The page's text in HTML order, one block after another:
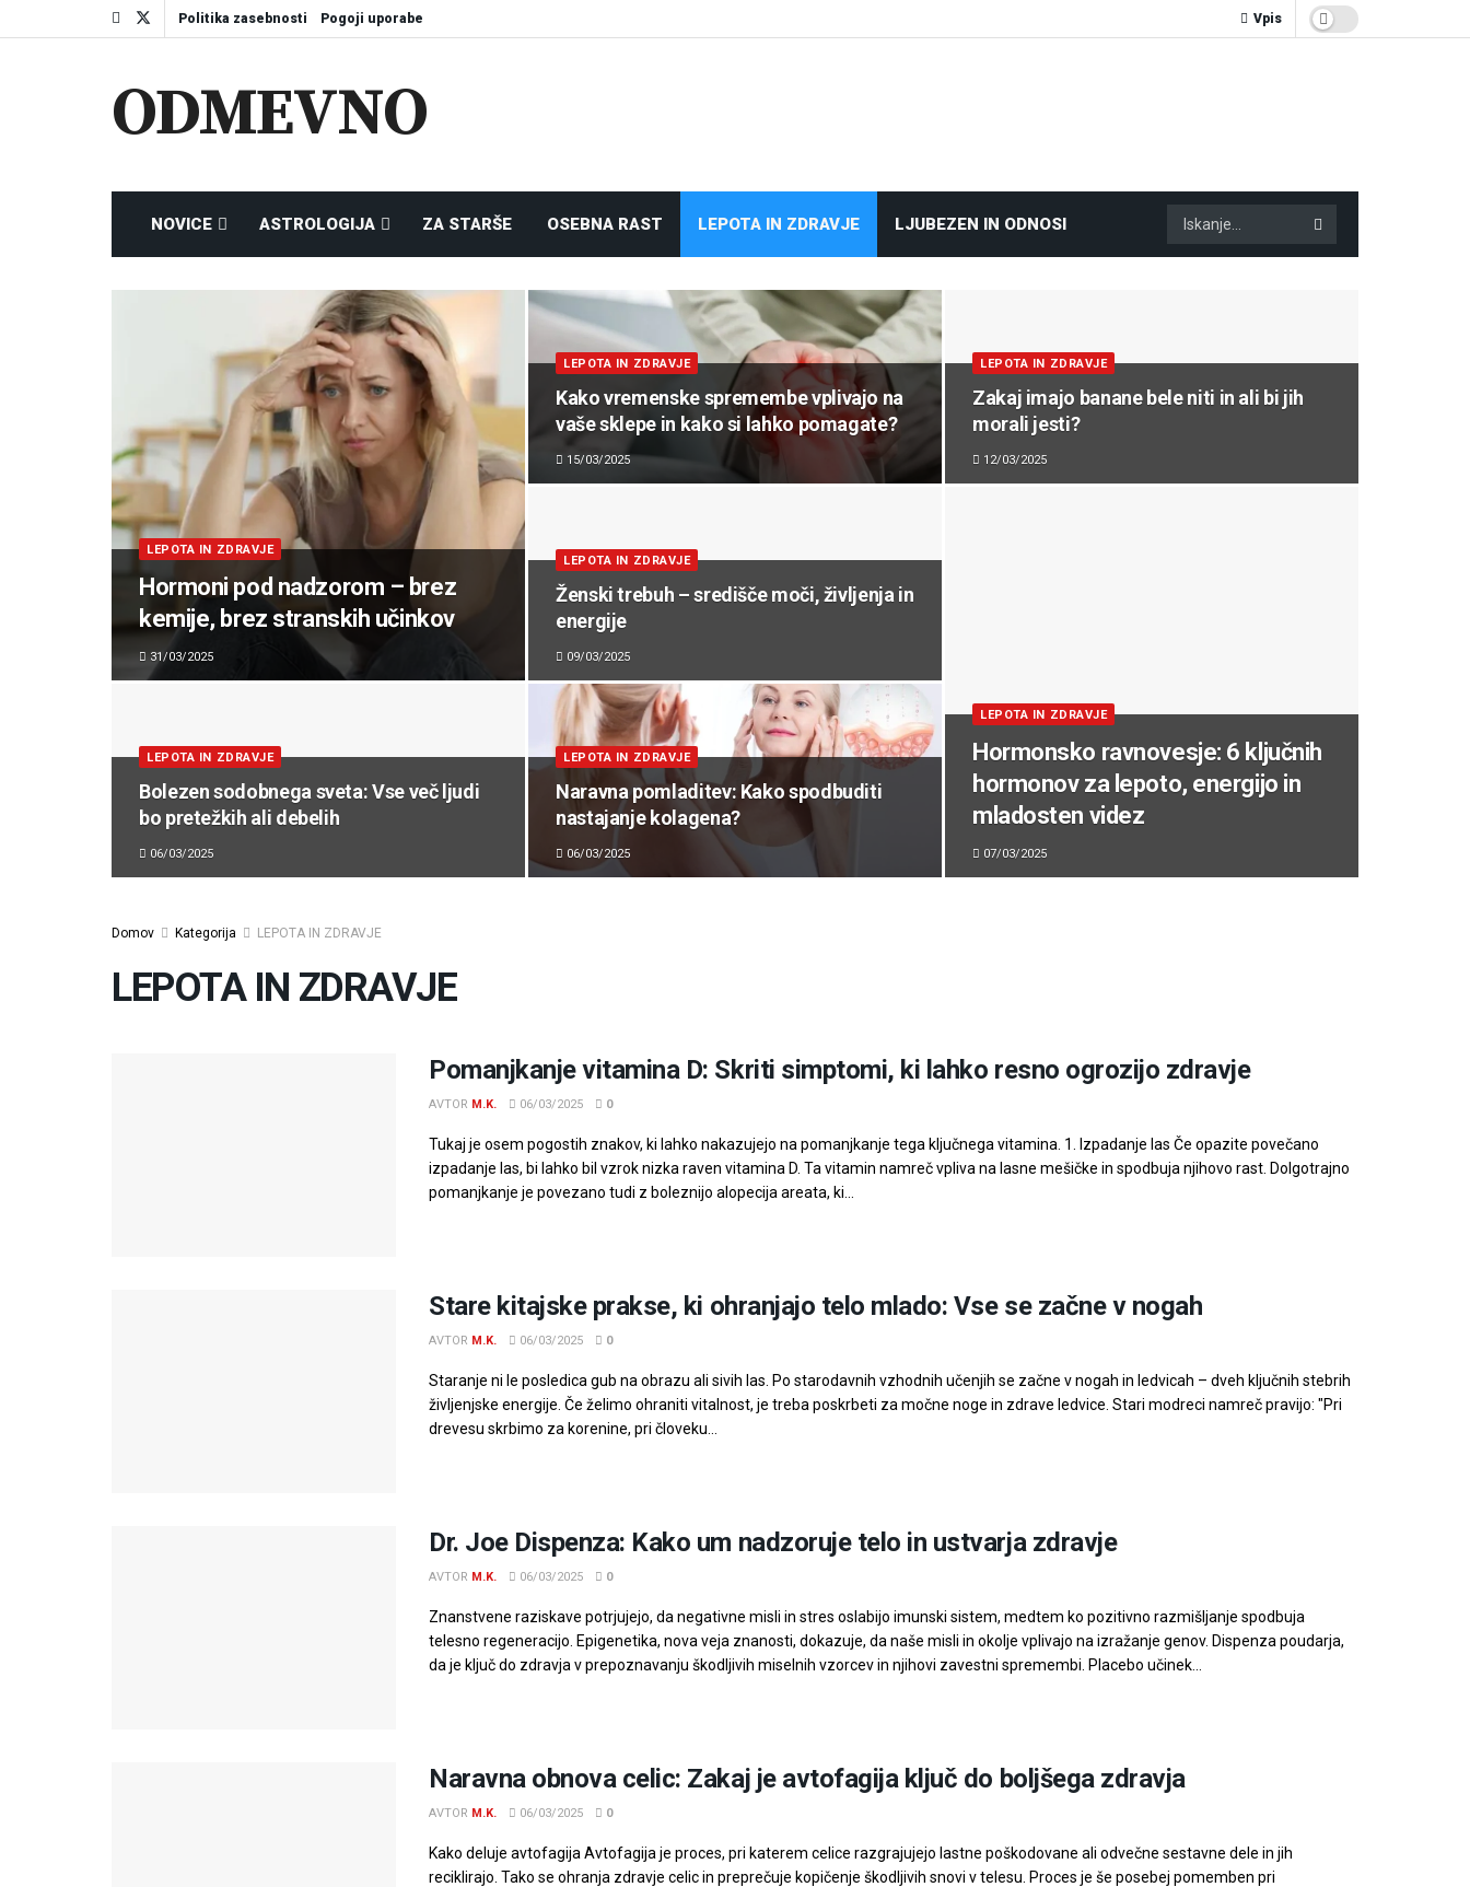
Politika zasebnosti Pogoji uporabe Vpis
ODMEVNO
NOVICE ASTROLOGIJA ZA STARŠE OSEBNA RAST LEPOTA IN ZDRAVJE LJUBEZEN IN ODNOSI
LEPOTA IN ZDRAVJE
Hormoni pod nadzorom – brez
kemije, brez stranskih učinkov
31/03/2025
LEPOTA IN ZDRAVJE
Kako vremenske spremembe vplivajo na
vaše sklepe in kako si lahko pomagate?
15/03/2025
LEPOTA IN ZDRAVJE
Zakaj imajo banane bele niti in ali bi jih
morali jesti?
12/03/2025
LEPOTA IN ZDRAVJE
Ženski trebuh – središče moči, življenja in
energije
09/03/2025
LEPOTA IN ZDRAVJE
Hormonsko ravnovesje: 6 ključnih
hormonov za lepoto, energijo in
mladosten videz
07/03/2025
LEPOTA IN ZDRAVJE
Bolezen sodobnega sveta: Vse več ljudi
bo pretežkih ali debelih
06/03/2025
LEPOTA IN ZDRAVJE
Naravna pomladitev: Kako spodbuditi
nastajanje kolagena?
06/03/2025
Domov Kategorija LEPOTA IN ZDRAVJE
LEPOTA IN ZDRAVJE
Pomanjkanje vitamina D: Skriti simptomi, ki lahko resno ogrozijo zdravje
AVTOR M.K. 06/03/2025 0
Tukaj je osem pogostih znakov, ki lahko nakazujejo na pomanjkanje tega ključnega vitamina. 1. Izpadanje las Če opazite povečano
izpadanje las, bi lahko bil vzrok nizka raven vitamina D. Ta vitamin namreč vpliva na lasne mešičke in spodbuja njihovo rast. Dolgotrajno
pomanjkanje je povezano tudi z boleznijo alopecija areata, ki...
Stare kitajske prakse, ki ohranjajo telo mlado: Vse se začne v nogah
AVTOR M.K. 06/03/2025 0
Staranje ni le posledica gub na obrazu ali sivih las. Po starodavnih vzhodnih učenjih se začne v nogah in ledvicah – dveh ključnih stebrih
življenjske energije. Če želimo ohraniti vitalnost, je treba poskrbeti za močne noge in zdrave ledvice. Stari modreci namreč pravijo: "Pri
drevesu skrbimo za korenine, pri človeku...
Dr. Joe Dispenza: Kako um nadzoruje telo in ustvarja zdravje
AVTOR M.K. 06/03/2025 0
Znanstvene raziskave potrjujejo, da negativne misli in stres oslabijo imunski sistem, medtem ko pozitivno razmišljanje spodbuja
telesno regeneracijo. Epigenetika, nova veja znanosti, dokazuje, da naše misli in okolje vplivajo na izražanje genov. Dispenza poudarja,
da je ključ do zdravja v prepoznavanju škodljivih miselnih vzorcev in njihovi zavestni spremembi. Placebo učinek...
Naravna obnova celic: Zakaj je avtofagija ključ do boljšega zdravja
AVTOR M.K. 06/03/2025 0
Kako deluje avtofagija Avtofagija je proces, pri katerem celice razgrajujejo lastne poškodovane ali odvečne sestavne dele in jih
reciklirajo. Tako se ohranja zdravje celic in preprečuje kopičenje škodljivih snovi v telesu. Proces je še posebej pomemben pri